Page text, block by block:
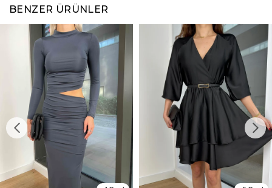
BENZER ÜRÜNLER